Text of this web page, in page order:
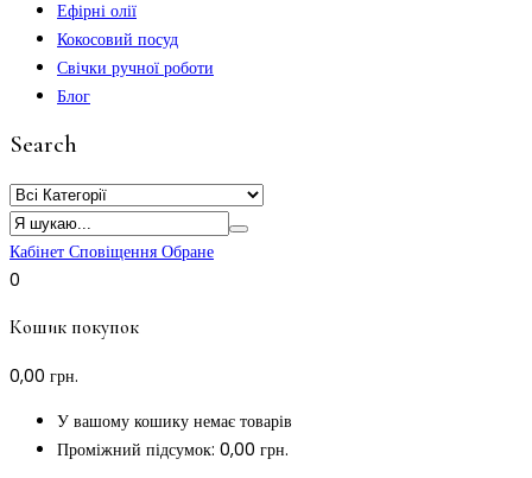
Ефірні олії
Кокосовий посуд
Свічки ручної роботи
Блог
Search
Кабінет Сповіщення Обране
0
Кошик покупок
0,00 грн.
У вашому кошику немає товарів
Проміжний підсумок: 0,00 грн.